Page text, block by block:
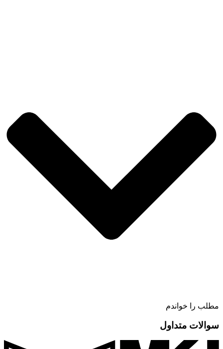
مطلب را خواندم
سوالات متداول